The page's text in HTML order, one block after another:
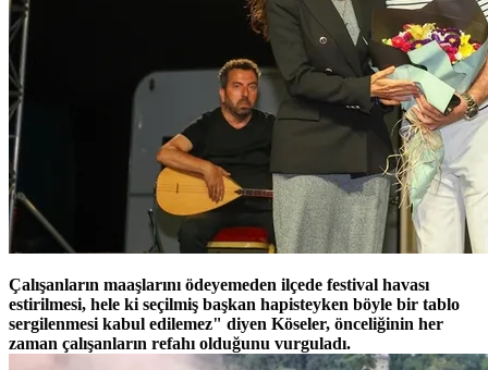
Çalışanların maaşlarını ödeyemeden ilçede festival havası
estirilmesi, hele ki seçilmiş başkan hapisteyken böyle bir tablo
sergilenmesi kabul edilemez" diyen Köseler, önceliğinin her
zaman çalışanların refahı olduğunu vurguladı.